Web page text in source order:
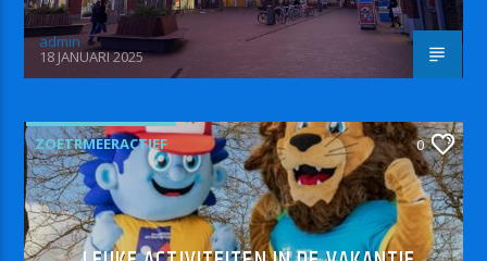
admin
18 JANUARI 2025
ZOETRMEERACTIEF 0